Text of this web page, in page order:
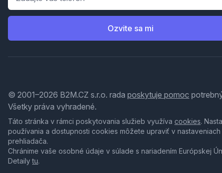
Ozvite sa mi
© 2001–2026 B2M.CZ s.r.o. rada poskytuje pomoc
Všetky práva vyhradené.
Táto stránka v rámci poskytovania služieb využíva cookies.
používania a dostupnosti cookies môžete upraviť v nastaveniach
prehliadača.
Chránime vaše osobné údaje v súlade s nariadením Európskej
Detailytu.